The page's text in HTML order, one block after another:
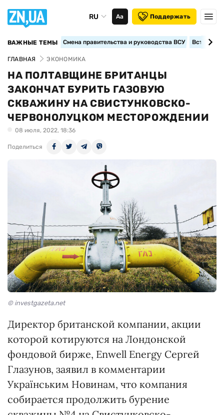
RU Аа Поддержать
ВАЖНЫЕ ТЕМЫ Смена правительства и руководства ВСУ
ГЛАВНАЯ ЭКОНОМИКА
НА ПОЛТАВЩИНЕ БРИТАНЦЫ
ЗАКОНЧАТ БУРИТЬ ГАЗОВУЮ
СКВАЖИНУ НА СВИСТУНКОВСКО-
ЧЕРВОНОЛУЦКОМ МЕСТОРОЖДЕНИИ
08 июля, 2022, 18:36
Поделиться
© investgazeta.net
Директор британской компании, акции
которой котируются на Лондонской
фондовой бирже, Enwell Energy Сергей
Глазунов, заявил в комментарии
Українським Новинам, что компания
собирается продолжить бурение